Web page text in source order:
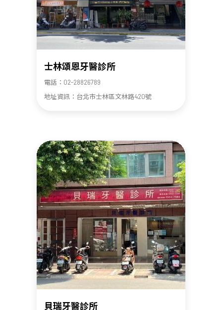
士林頌恩牙醫診所
電話：02-28826789
地址資訊：台北市士林區文林路420號
貝瑞牙醫診所